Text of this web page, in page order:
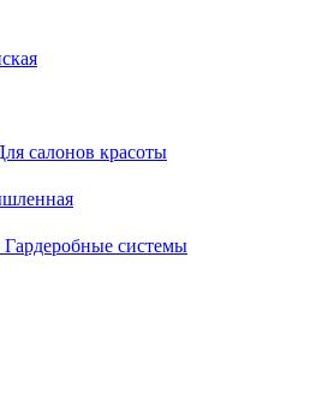
салонов красоты
Гардеробные системы